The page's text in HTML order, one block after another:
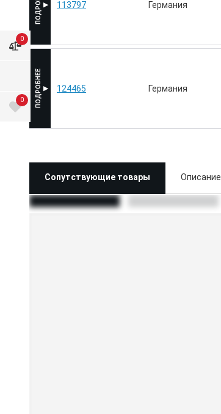
0
0
113797 Германия
124465 Германия
Сопутствующие товары Описание